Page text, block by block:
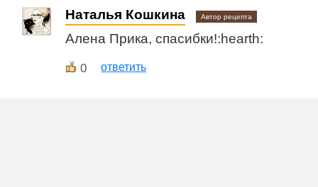
Наталья Кошкина Автор рецепта
Алена Прика, спасибки!:hearth:
0 ответить